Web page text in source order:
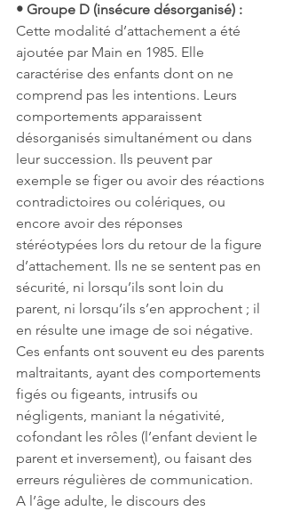
• Groupe D (insécure désorganisé) :
Cette modalité d’attachement a été
ajoutée par Main en 1985. Elle
caractérise des enfants dont on ne
comprend pas les intentions. Leurs
comportements apparaissent
désorganisés simultanément ou dans
leur succession. Ils peuvent par
exemple se figer ou avoir des réactions
contradictoires ou colériques, ou
encore avoir des réponses
stéréotypées lors du retour de la figure
d’attachement. Ils ne se sentent pas en
sécurité, ni lorsqu’ils sont loin du
parent, ni lorsqu’ils s’en approchent ; il
en résulte une image de soi négative.
Ces enfants ont souvent eu des parents
maltraitants, ayant des comportements
figés ou figeants, intrusifs ou
négligents, maniant la négativité,
cofondant les rôles (l’enfant devient le
parent et inversement), ou faisant des
erreurs régulières de communication.
A l’âge adulte, le discours des